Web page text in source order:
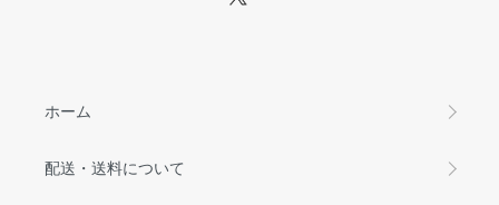
ホーム
配送・送料について